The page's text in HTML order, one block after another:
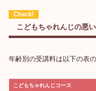
こどもちゃれんじの悪
年齢別の受講料は以下の表の
こどもちゃれんじコース